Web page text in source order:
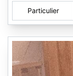
Particulier